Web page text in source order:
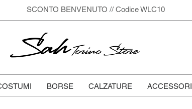
SCONTO BENVENUTO // Codice WLC10
SahTorino Store
BORSE CALZATURE ACCESSORI